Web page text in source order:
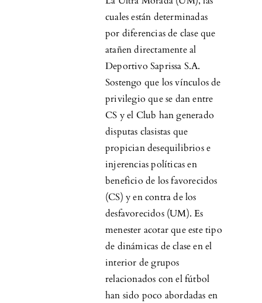
cuales están determinadas
por diferencias de clase que
atañen directamente al
Deportivo Saprissa S.A.
Sostengo que los vínculos de
privilegio que se dan entre
CS y el Club han generado
disputas clasistas que
propician desequilibrios e
injerencias políticas en
beneficio de los favorecidos
(CS) y en contra de los
desfavorecidos (UM). Es
menester acotar que este tipo
de dinámicas de clase en el
interior de grupos
relacionados con el fútbol
han sido poco abordadas en